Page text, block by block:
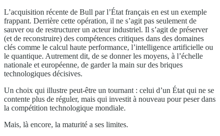
L’acquisition récente de Bull par l’État français en est un exemple
frappant. Derrière cette opération, il ne s’agit pas seulement de
sauver ou de restructurer un acteur industriel. Il s’agit de préserver
(et de reconstruire) des compétences critiques dans des domaines
clés comme le calcul haute performance, l’intelligence artificielle ou
le quantique. Autrement dit, de se donner les moyens, à l’échelle
nationale et européenne, de garder la main sur des briques
technologiques décisives.
Un choix qui illustre peut-être un tournant : celui d’un État qui ne se
contente plus de réguler, mais qui investit à nouveau pour peser dans
la compétition technologique mondiale.
Mais, là encore, la maturité a ses limites.